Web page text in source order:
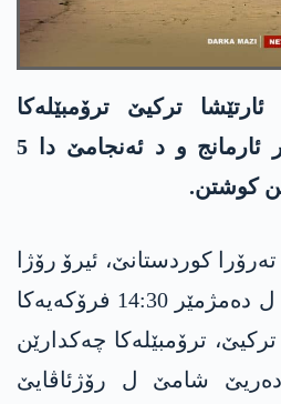
ئارتێشا ترکیێ ترۆمبێلەکا
چەکدارێن پەکەکێ کر ئارمانج و د ئەنجامێ دا 5
کوشتن.
کوردستانێ، ئیرۆ رۆژا
یەکشەمبی 17/7/2022 ل دەمژمێر 14:30 فرۆکەیەکا
ترۆمبێلەکا چەکدارێن
شامێ ل رۆژئاڤایێ